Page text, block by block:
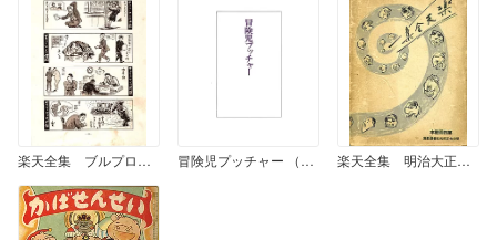
楽天全集 ブルプロ漫画集 （2） 冒険児プッチャー （雑誌掲載版） 楽天全集 明治大正昭和社會漫画集 (1)